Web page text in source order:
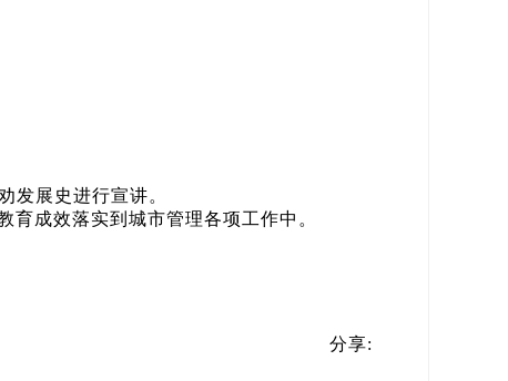
发展史进行宣讲。
成效落实到城市管理各项工作中。
分享: